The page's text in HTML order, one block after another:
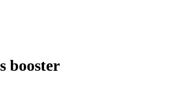
booster